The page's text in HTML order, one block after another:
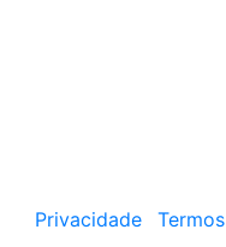
Privacidade Termos